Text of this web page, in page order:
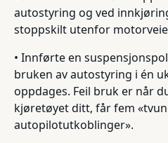
autostyring og ved
stoppskilt utenfor
• Innførte en
bruken av autostyring i én
oppdages. Feil bruk er når
kjøretøyet ditt, får fem
autopilotutkoblinger».